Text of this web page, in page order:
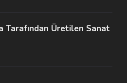
Tarafından Üretilen Sanat